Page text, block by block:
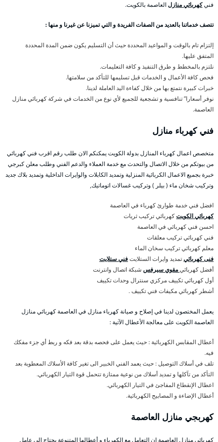
فنيكهربائي منازلالعاصمة بالكويت.
تتصف خدماتنا بالعديد من الصفات الفريدة و التي تميزنا عن غيرنا و منها :
إلتزام تام بالوقت و المواعيد المحددة حيث أن التسليم يكون ضمن المدة المحددة
المتفق عليها.
نلتزم بالمخطط و طرق التنفيذ و كافة التعليمات.
فحص كافة الأعمال و الخدمات قبل تسليمها للتأكد من سلامتها.
خبرات كبيرة نتمتع بها من خلال كفاءة اليد العاملة لدينا.
نوفر أسعارا” تنافسية و تشجعية للجميع لأي نوع من الخدمات في شركة كهربائي منازل
العاصمة.
فني كهرباء منازل
متخصص اعمال كهرباء المنازل بدولة الكويت يمكنكم الان طلب رقم اقرب فني كهربائي
من بيوتكم من خلال الاتصال والتحدث مع خدمة العملاء والدعم الفني وطلب معلن كبرجي
خبرة بجميع الاعمال الكربائية المنزلية وتمديد الكابلات والوايرات الداخلية وتمديد بلاك جديد
وتركيب شخان ماء ( بيلر ) وتركيب غسالات اتوماتيك,
افضل فني خدمة طوارئ كهرباء في العاصمة
كهربائي الكويتكهربائي تركيب ثريات
احسن فني كهربائي في العاصمة
فني كهربائي تركيب معلقات
معلم كهربائي تركيب سخان الماء
فنى كهربائيتمديد وايرات الستلايتفني ستلايت
أفضل كهربائيمقوي سيرفس شبكة اتصال وانترنت
أول كهربائي تكييف مركزي سنترال وحدات تكييف
أشطر كهربائي مكيفات فني تكييف .
يعمل المختصون لدينا في إصلاح و صيانة كهرباء منازل في العاصمة كهربائي منازل
العاصمة الكويت على معالجة الأعطال الآتية :
أعطال المقابس الكهربائية : حيث يعمل على فحصه بدقة بعد فكه و ربط أي جزء مفكك
فيه.
تلف في أسلاك التوصيل : حيث يعمد الفني الخبير الى تغير كافة الأسلاك المعطوبة بعد
التأكد من تآكلها و تمديد أسلاك من نوعية ممتازة تتحمل قوة التيار الكهربائي.
اعطال الإنقطاع المفاجئ في التيار الكهربائي.
أعطال الإضاءة و المصابيح الكهربائية.
كهربجي منازل العاصمة
كهربائي منازل العاصمة إن التعامل مع الكهرباء و أعطالها المتنوعة يحتاج الى عامل